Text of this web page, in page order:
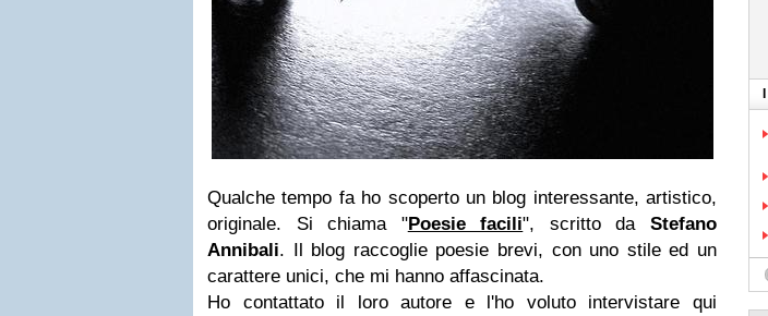
Qualche tempo fa ho scoperto un blog interessante, artistico,
originale. Si chiama "Poesie facili", scritto daStefano
Annibali. Il blog raccoglie poesie brevi, con uno stile ed un
carattere unici, che mi hanno affascinata.
Ho contattato il loro autore e l'ho voluto intervistare qui